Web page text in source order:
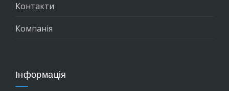
Контакти
Компанія
Інформація